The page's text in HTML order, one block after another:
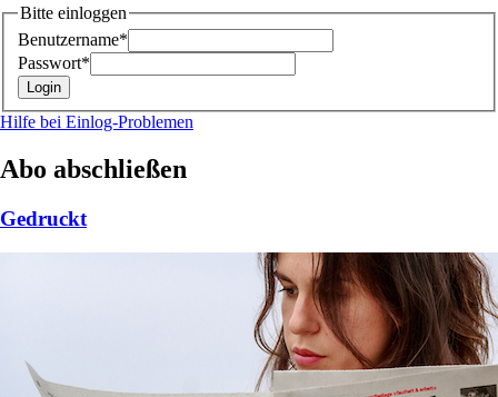
Bitte einloggen
Benutzername*
Passwort*
Hilfe bei Einlog-Problemen
Abo abschließen
Gedruckt